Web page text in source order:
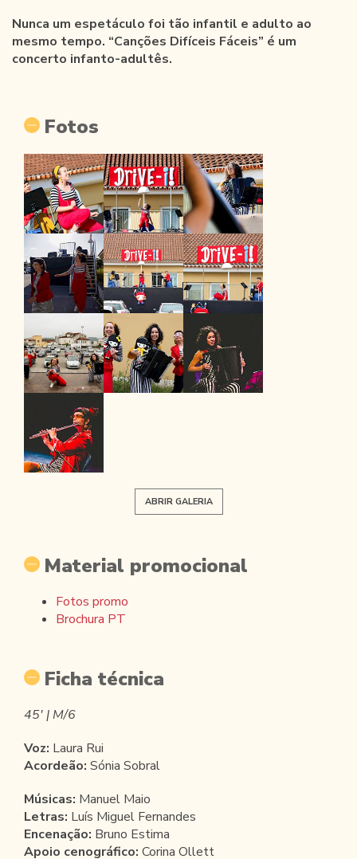
Nunca um espetáculo foi tão infantil e adulto ao
mesmo tempo. “Canções Difíceis Fáceis” é um
concerto infanto-adultês.
Fotos
ABRIR GALERIA
Material promocional
Fotos promo
Brochura PT
Ficha técnica
45' | M/6
Voz: Laura Rui
Acordeão: Sónia Sobral
Músicas: Manuel Maio
Letras: Luís Miguel Fernandes
Encenação: Bruno Estima
Apoio cenográfico: Corina Ollett